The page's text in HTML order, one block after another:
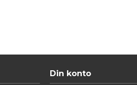
Din konto